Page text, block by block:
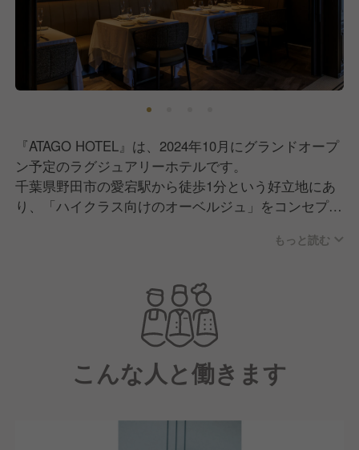
『ATAGO HOTEL』は、2024年10月にグランドオープ
ン予定のラグジュアリーホテルです。
千葉県野田市の愛宕駅から徒歩1分という好立地にあ
り、「ハイクラス向けのオーベルジュ」をコンセプト
かなサービスを提供します。
レストランでは、神楽坂の名店「ボングゥ神楽坂」の
オーナーシェフである野口尚人氏が率いるメンバーが
こだわり抜いた一流のフランス料理をお届けします。
また、ゆくゆくはロビーにショーケースを設置し、お
もっと読む
こんな人と働きます